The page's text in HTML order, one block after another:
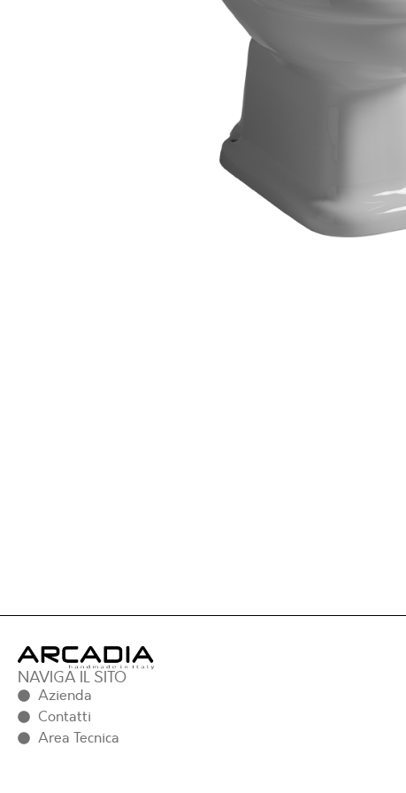
NAVIGA IL SITO
Azienda
Contatti
Area Tecnica